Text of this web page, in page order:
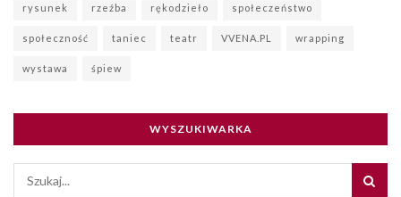
rysunek rzeźba rękodzieło społeczeństwo
społeczność taniec teatr VVENA.PL wrapping
wystawa śpiew
WYSZUKIWARKA